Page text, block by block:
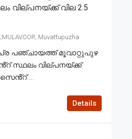
വില്പനയ്ക്ക് വില 2.5
Muvattupuzha
പഞ്ചായത്ത് മൂവാറ്റുപുഴ
സ്ഥലം വില്പനയ്ക്ക്.
സെൻ്റ്....
Details